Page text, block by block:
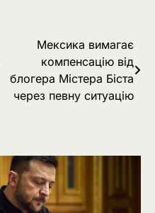
Мексика вимагає
компенсацію від
блогера Містера Біста
через певну ситуацію